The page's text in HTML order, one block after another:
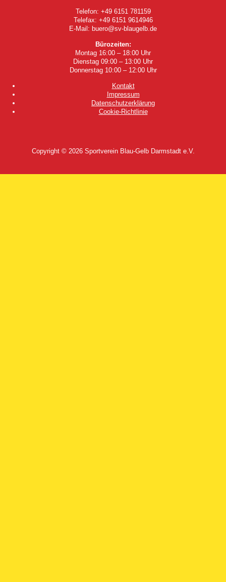
Telefon: +49 6151 781159
Telefax: +49 6151 9614946
E-Mail: buero@sv-blaugelb.de
Bürozeiten:
Montag 16:00 – 18:00 Uhr
Dienstag 09:00 – 13:00 Uhr
Donnerstag 10:00 – 12:00 Uhr
Kontakt
Impressum
Datenschutzerklärung
Cookie-Richtlinie
Copyright © 2026 Sportverein Blau-Gelb Darmstadt e.V.